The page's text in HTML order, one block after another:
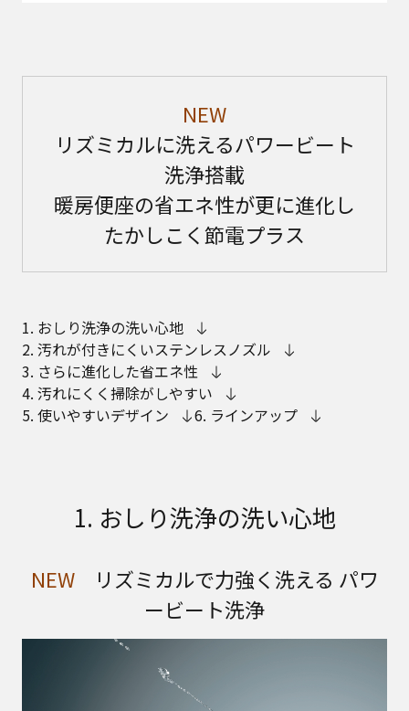
NEW
リズミカルに洗えるパワービート
洗浄搭載
暖房便座の省エネ性が更に進化し
たかしこく節電プラス
1. おしり洗浄の洗い心地
2. 汚れが付きにくいステンレスノズル
3. さらに進化した省エネ性
4. 汚れにくく掃除がしやすい
5. 使いやすいデザイン
6. ラインアップ
1. おしり洗浄の洗い心地
NEW
リズミカルで力強く洗える パワ
ービート洗浄